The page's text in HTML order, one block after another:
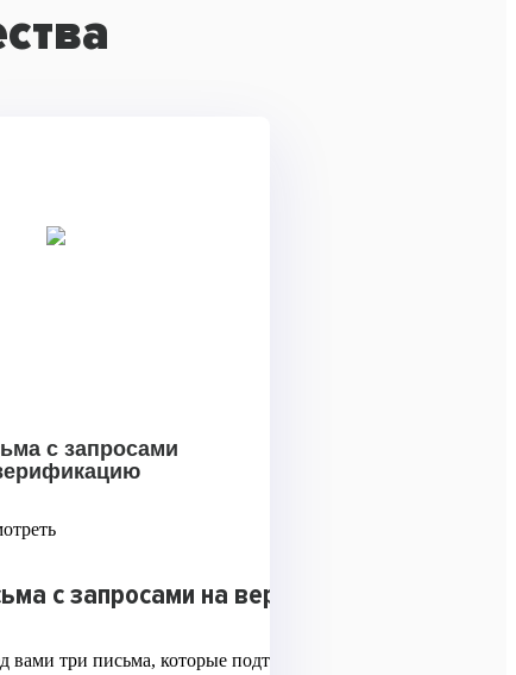
с запросами
с запросами на верификацию
вами три письма, которые подтверждают серьезность